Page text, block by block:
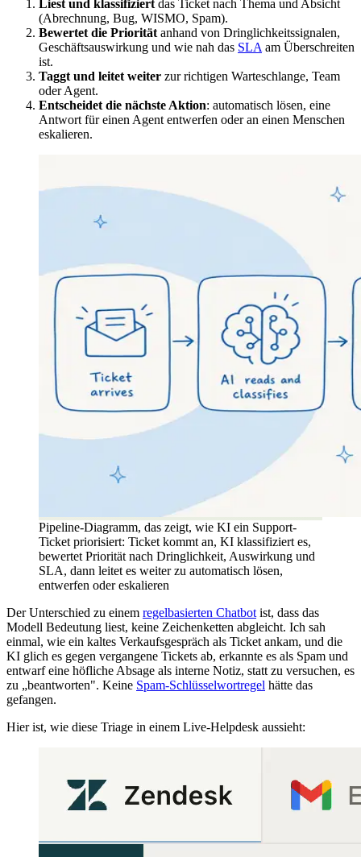
Liest und klassifiziert das Ticket nach Thema und Absicht
(Abrechnung, Bug, WISMO, Spam).
Bewertet die Priorität anhand von Dringlichkeitssignalen,
Geschäftsauswirkung und wie nah das SLA am Überschreiten
ist.
Taggt und leitet weiter zur richtigen Warteschlange, Team
oder Agent.
Entscheidet die nächste Aktion: automatisch lösen, eine
Antwort für einen Agent entwerfen oder an einen Menschen
eskalieren.
Pipeline-Diagramm, das zeigt, wie KI ein Support-
Ticket priorisiert: Ticket kommt an, KI klassifiziert es,
bewertet Priorität nach Dringlichkeit, Auswirkung und
SLA, dann leitet es weiter zu automatisch lösen,
entwerfen oder eskalieren
Der Unterschied zu einem regelbasierten Chatbot ist, dass das
Modell Bedeutung liest, keine Zeichenketten abgleicht. Ich sah
einmal, wie ein kaltes Verkaufsgespräch als Ticket ankam, und die
KI glich es gegen vergangene Tickets ab, erkannte es als Spam und
entwarf eine höfliche Absage als interne Notiz, statt zu versuchen, es
zu „beantworten". Keine Spam-Schlüsselwortregel hätte das
gefangen.
Hier ist, wie diese Triage in einem Live-Helpdesk aussieht: